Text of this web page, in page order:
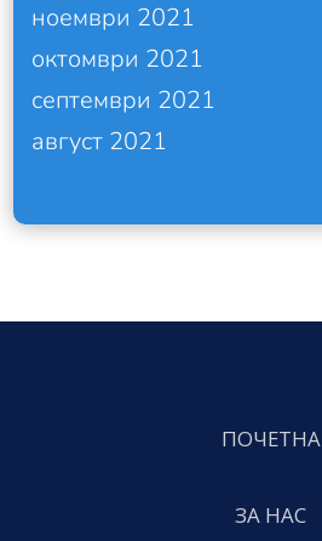
ноември 2021
октомври 2021
септември 2021
август 2021
ПОЧЕТНА
ЗА НАС